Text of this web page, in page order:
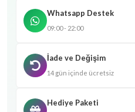
Whatsapp Destek
09:00 - 22:00
İade ve Değişim
14 gün içinde ücretsiz
Hediye Paketi